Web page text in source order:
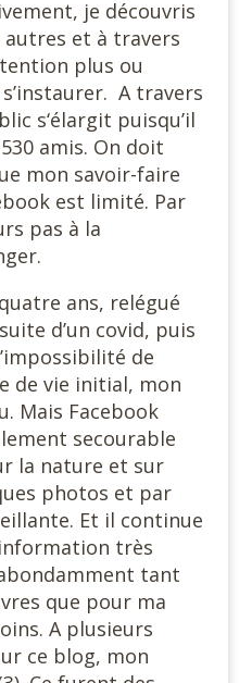
je découvris
autres et à travers
plus ou
A travers
s‘élargit puisqu’il
amis. On doit
mon savoir-faire
est limité. Par
pas à la
ans, relégué
d’un covid, puis
de
de vie initial, mon
Mais Facebook
secourable
la nature et sur
photos et par
Et il continue
très
tant
que pour ma
A plusieurs
ce blog, mon